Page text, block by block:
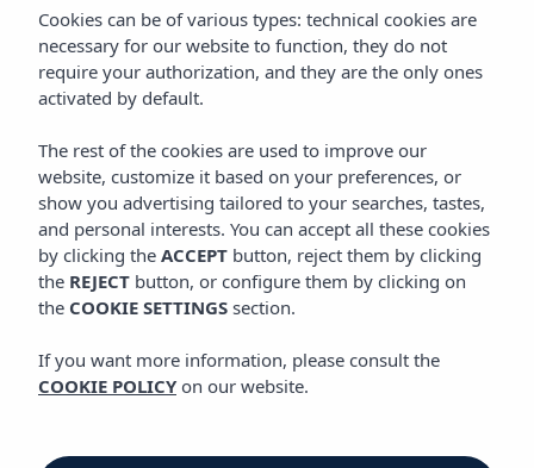
Home Ibiza Playa D'en Bossa
Vibra Algarb Hotel
GASTRONOMIE
Gastronomie
Gastronomie
Vibra Algarb Hotel
Cookies can be of various types: technical cookies are
necessary for our website to function, they do not
require your authorization, and they are the only ones
activated by default.
The rest of the cookies are used to improve our
website, customize it based on your preferences, or
show you advertising tailored to your searches, tastes,
and personal interests. You can accept all these cookies
by clicking the ACCEPT button, reject them by clicking
the REJECT button, or configure them by clicking on
the COOKIE SETTINGS section.
If you want more information, please consult the
COOKIE POLICY on our website.